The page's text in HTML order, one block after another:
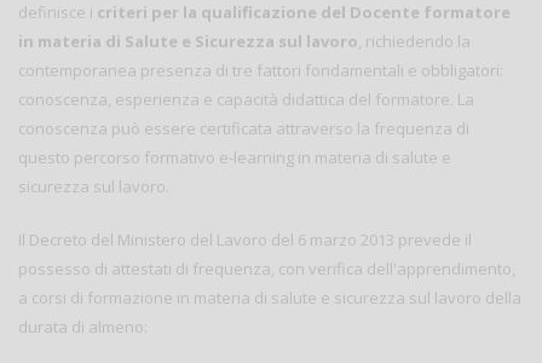
definisce i criteri per la qualificazione del Docente formatore
in materia di Salute e Sicurezza sul lavoro, richiedendo la
contemporanea presenza di tre fattori fondamentali e obbligatori:
conoscenza, esperienza e capacità didattica del formatore. La
conoscenza può essere certificata attraverso la frequenza di
questo percorso formativo e-learning in materia di salute e
sicurezza sul lavoro.
Il Decreto del Ministero del Lavoro del 6 marzo 2013 prevede il
possesso di attestati di frequenza, con verifica dell'apprendimento,
a corsi di formazione in materia di salute e sicurezza sul lavoro della
durata di almeno: